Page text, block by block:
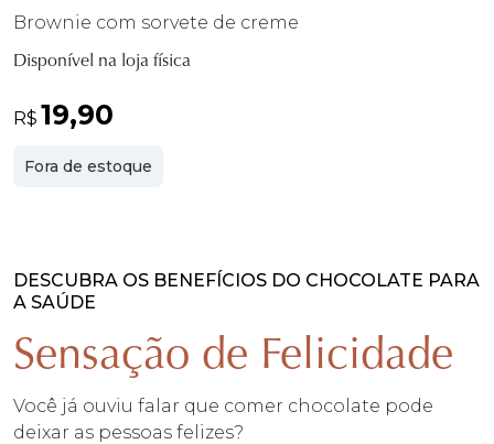
Brownie com sorvete de creme
Disponível na loja física
R$ 19,90
Fora de estoque
DESCUBRA OS BENEFÍCIOS DO CHOCOLATE PARA
A SAÚDE
Sensação de Felicidade
Você já ouviu falar que comer chocolate pode
deixar as pessoas felizes?